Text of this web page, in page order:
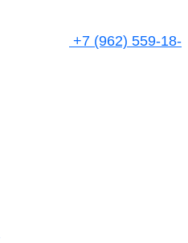
+7 (962) 559-18-